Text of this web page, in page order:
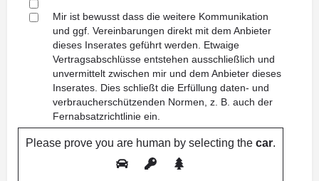
Mir ist bewusst dass die weitere Kommunikation
und ggf. Vereinbarungen direkt mit dem Anbieter
dieses Inserates geführt werden. Etwaige
Vertragsabschlüsse entstehen ausschließlich und
unvermittelt zwischen mir und dem Anbieter dieses
Inserates. Dies schließt die Erfüllung daten- und
verbraucherschützenden Normen, z. B. auch der
Fernabsatzrichtlinie ein.
Please prove you are human by selecting the car.